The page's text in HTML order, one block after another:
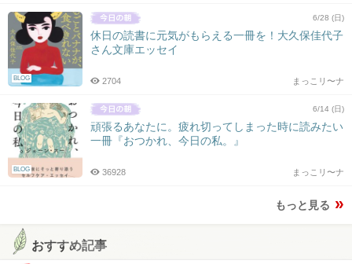
BLOG
6/28 (日)
休日の読書に元気がもらえる一冊を！大久保佳代子
さん文庫エッセイ
まっこリ〜ナ
2704
BLOG
6/14 (日)
頑張るあなたに。疲れ切ってしまった時に読みたい
一冊『おつかれ、今日の私。』
まっこリ〜ナ
36928
もっと見る
おすすめ記事